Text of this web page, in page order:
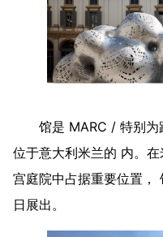
馆是 MARC / 特别为
位于意大利米兰的 内。
宫庭院中占据重要位置
日展出。